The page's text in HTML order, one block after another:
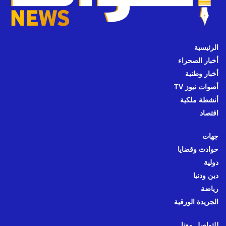
الرئيسية
أخبار الصحراء
أخبار وطنية
أصوات نيوز TV
أنشطة ملكية
اقتصاد
جهات
حوادث وقضايا
دولية
دين ودنيا
رياضة
الجريدة الورقية